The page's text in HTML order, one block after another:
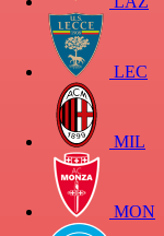
LEC
MIL
MON